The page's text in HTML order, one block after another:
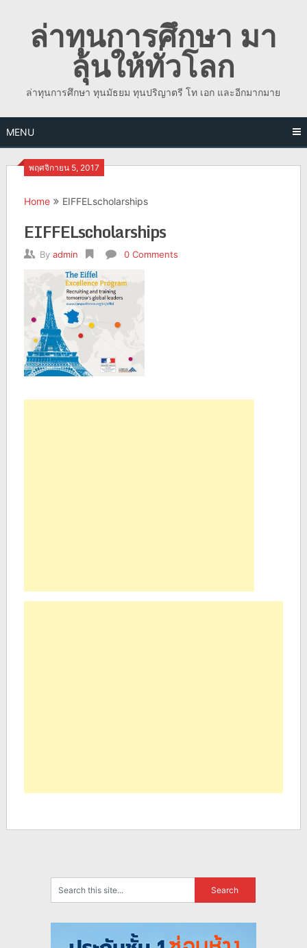
contentล่าทุนการศึกษา มา
ลุ้นให้ทั่วโลก
ล่าทุนการศึกษา ทุนมัธยม ทุนปริญาตรี โท เอก และอีกมากมาย
MENU
พฤศจิกายน 5, 2017
Home EIFFELscholarships
EIFFELscholarships
By admin 0 Comments